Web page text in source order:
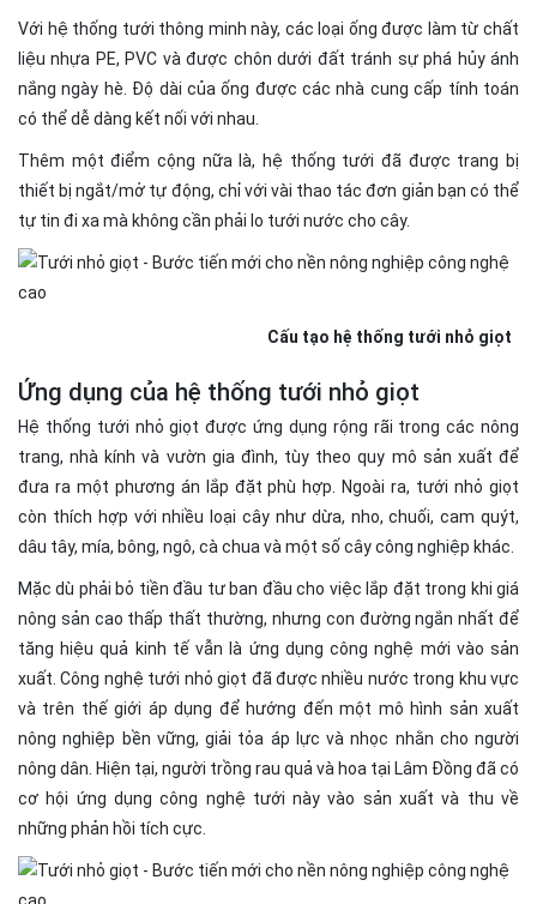
Với hệ thống tưới thông minh này, các loại ống được làm từ chất
liệu nhựa PE, PVC và được chôn dưới đất tránh sự phá hủy ánh
nắng ngày hè. Độ dài của ống được các nhà cung cấp tính toán
có thể dễ dàng kết nối với nhau.
Thêm một điểm cộng nữa là, hệ thống tưới đã được trang bị
thiết bị ngắt/mở tự động, chỉ với vài thao tác đơn giản bạn có thể
tự tin đi xa mà không cần phải lo tưới nước cho cây.
Cấu tạo hệ thống tưới nhỏ giọt
Ứng dụng của hệ thống tưới nhỏ giọt
Hệ thống tưới nhỏ giọt được ứng dụng rộng rãi trong các nông
trang, nhà kính và vườn gia đình, tùy theo quy mô sản xuất để
đưa ra một phương án lắp đặt phù hợp. Ngoài ra, tưới nhỏ giọt
còn thích hợp với nhiều loại cây như dừa, nho, chuối, cam quýt,
dâu tây, mía, bông, ngô, cà chua và một số cây công nghiệp khác.
Mặc dù phải bỏ tiền đầu tư ban đầu cho việc lắp đặt trong khi giá
nông sản cao thấp thất thường, nhưng con đường ngắn nhất để
tăng hiệu quả kinh tế vẫn là ứng dụng công nghệ mới vào sản
xuất. Công nghệ tưới nhỏ giọt đã được nhiều nước trong khu vực
và trên thế giới áp dụng để hướng đến một mô hình sản xuất
nông nghiệp bền vững, giải tỏa áp lực và nhọc nhằn cho người
nông dân. Hiện tại, người trồng rau quả và hoa tại Lâm Đồng đã có
cơ hội ứng dụng công nghệ tưới này vào sản xuất và thu về
những phản hồi tích cực.